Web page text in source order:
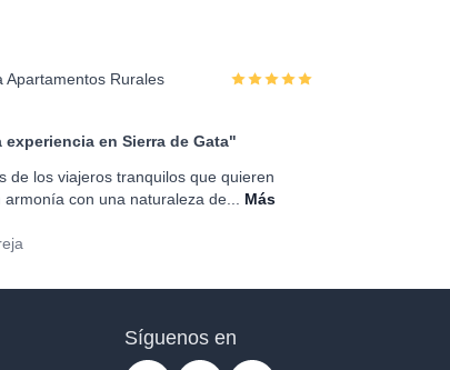
Apartamentos Rurales
en Sierra de Gata"
de los viajeros tranquilos que quieren
con una naturaleza de...
Más
Síguenos en